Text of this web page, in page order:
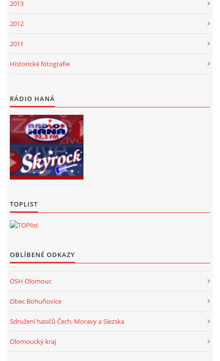
2013
2012
2011
Historické fotografie
RÁDIO HANÁ
TOPLIST
OBLÍBENÉ ODKAZY
OSH Olomouc
Obec Bohuňovice
Sdružení hasičů Čech, Moravy a Slezska
Olomoucký kraj